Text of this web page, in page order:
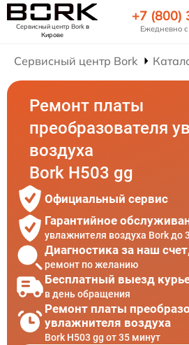
Сервисный центр Borkв
Кирове
+7 (800)
Ежедневно
Сервисный центр Bork
Ремонт платы
преобразователя
воздуха
Bork H503 gg
Официальный сервис
Гарантийное
увлажнителя воздуха Bork до
Диагностика за наш
ремонт по желанию
Бесплатный выезд
в день обращения
Ремонт платы
увлажнителя воздуха
Bork H503 gg от 35 минут